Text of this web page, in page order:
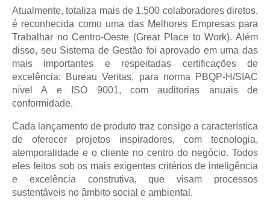
Atualmente, totaliza mais de 1.500 colaboradores diretos,
é reconhecida como uma das Melhores Empresas para
Trabalhar no Centro-Oeste (Great Place to Work). Além
disso, seu Sistema de Gestão foi aprovado em uma das
mais importantes e respeitadas certificações de
excelência: Bureau Veritas, para norma PBQP-H/SIAC
nível A e ISO 9001, com auditorias anuais de
conformidade.
Cada lançamento de produto traz consigo a característica
de oferecer projetos inspiradores, com tecnologia,
atemporalidade e o cliente no centro do negócio. Todos
eles feitos sob os mais exigentes critérios de inteligência
e excelência construtiva, que visam processos
sustentáveis no âmbito social e ambiental.